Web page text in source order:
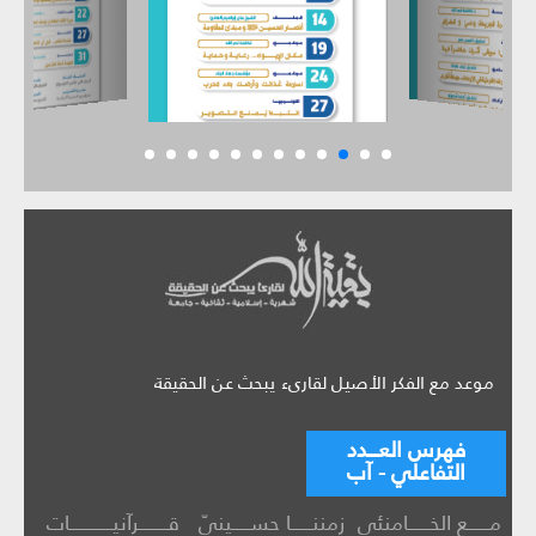
موعد مع الفكر الأصيل لقارىء يبحث عن الحقيقة
فهرس العـــدد
التفاعلي - آب
مــــــع الخــــــامنئي زمننــــــا حســـــينيّ قــــــــرآنيــــــــــــات